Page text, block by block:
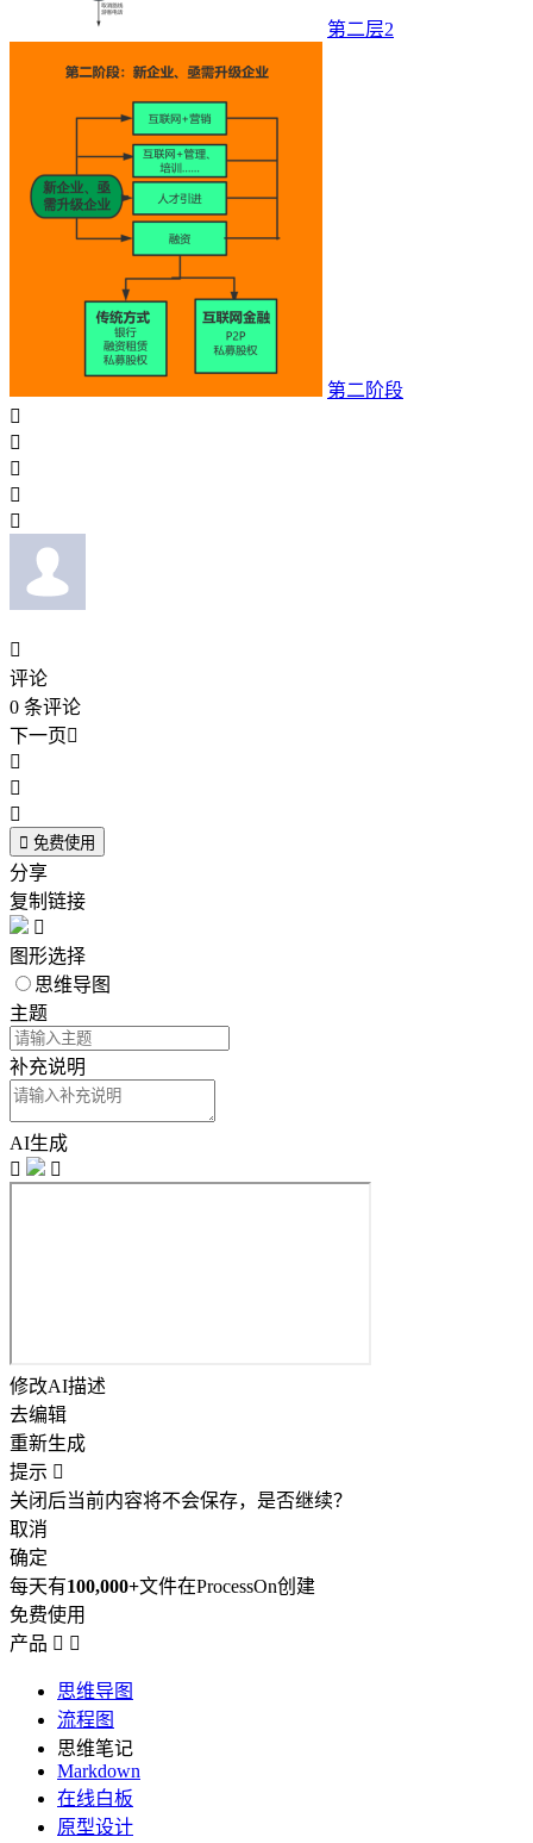
第二层2
第二阶段






评论
0 条评论
下一页



 免费使用
分享
复制链接

图形选择
思维导图
主题
补充说明
AI生成


修改AI描述
去编辑
重新生成
提示 
关闭后当前内容将不会保存，是否继续？
取消
确定
每天有100,000+文件在ProcessOn创建
免费使用
产品  
思维导图
流程图
思维笔记
Markdown
在线白板
原型设计